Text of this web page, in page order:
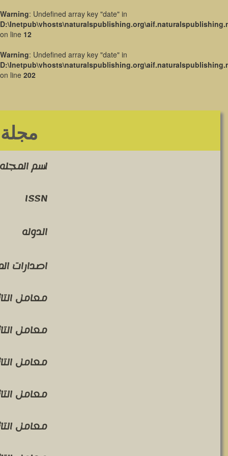
Warning: Undefined array key "date" in
on line 12
Warning: Undefined array key "date" in
on line 202
مجلة
اسم المجله
ISSN
الدوله
اصدارات
معامل
معامل
معامل
معامل
معامل